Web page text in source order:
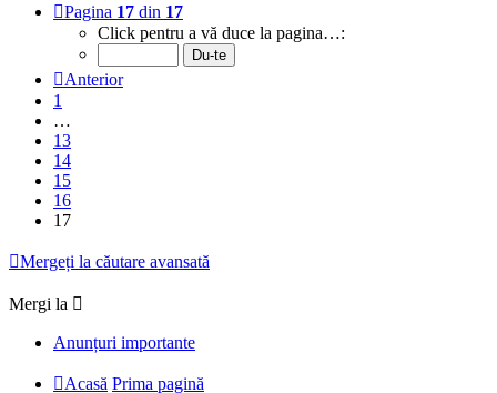
Pagina 17 din 17
Click pentru a vă duce la pagina…:
Anterior
1
…
13
14
15
16
17
Mergeți la căutare avansată
Mergi la
Anunțuri importante
Acasă Prima pagină